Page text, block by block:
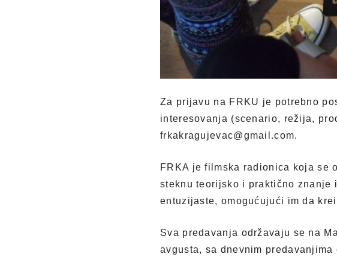
Za prijavu na FRKU je potrebno
interesovanja (scenario, režija,
frkakragujevac@gmail.com.
FRKA je filmska radionica koja se
steknu teorijsko i praktično
entuzijaste, omogućujući im da
Sva predavanja održavaju se na
avgusta, sa dnevnim